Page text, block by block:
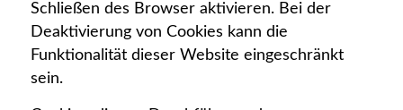
Schließen des Browser aktivieren. Bei der
Deaktivierung von Cookies kann die
Funktionalität dieser Website eingeschränkt
sein.